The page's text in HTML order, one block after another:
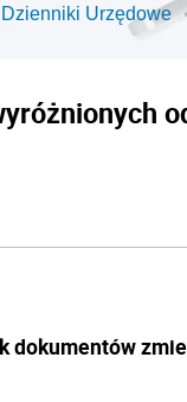
Dzienniki Urzędowe
dokumentów